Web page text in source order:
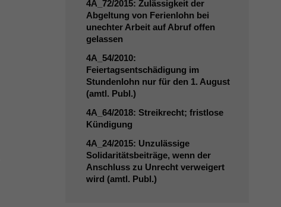
4A_72/2015: Zulässigkeit der
Abgeltung von Ferienlohn bei
unechter Arbeit auf Abruf offen
gelassen
4A_54/2010:
Feiertagsentschädigung im
Stundenlohn nur für den 1. August
(amtl. Publ.)
4A_64/2018: Streikrecht; fristlose
Kündigung
4A_24/2015: Unzulässige
Solidaritätsbeiträge, wenn der
Anschluss zu Unrecht verweigert
wird (amtl. Publ.)